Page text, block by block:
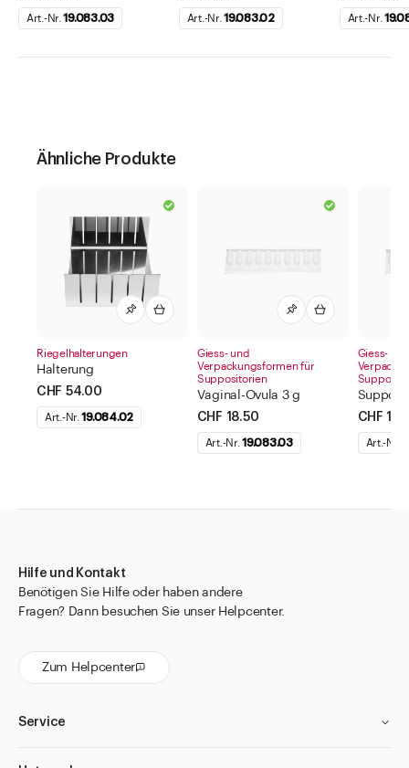
Art.-Nr.19.083.03 Art.-Nr.19.083.02 Art.-Nr.
Ähnliche Produkte
Riegelhalterungen
Halterung
CHF 54.00
Art.-Nr.19.084.02
Giess- und
Verpackungsformen für
Suppositorien
Vaginal-Ovula 3 g
CHF 18.50
Art.-Nr.19.083.03
Giess-
CHF
Art.-Nr.
Hilfe und Kontakt
Benötigen Sie Hilfe oder haben andere
Fragen? Dann besuchen Sie unser Helpcenter.
Zum Helpcenter
Service